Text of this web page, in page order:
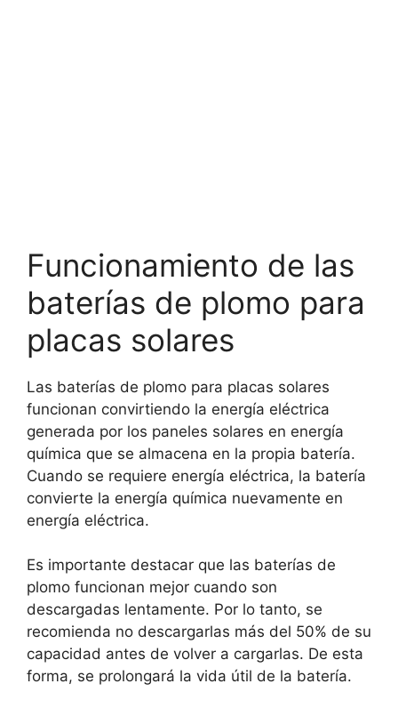
Funcionamiento de las
baterías de plomo para
placas solares
Las baterías de plomo para placas solares
funcionan convirtiendo la energía eléctrica
generada por los paneles solares en energía
química que se almacena en la propia batería.
Cuando se requiere energía eléctrica, la batería
convierte la energía química nuevamente en
energía eléctrica.
Es importante destacar que las baterías de
plomo funcionan mejor cuando son
descargadas lentamente. Por lo tanto, se
recomienda no descargarlas más del 50% de su
capacidad antes de volver a cargarlas. De esta
forma, se prolongará la vida útil de la batería.